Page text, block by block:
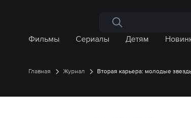
Поиск по сайту
Фильмы Сериалы Детям
Главная Журнал Вторая карьера: молодые